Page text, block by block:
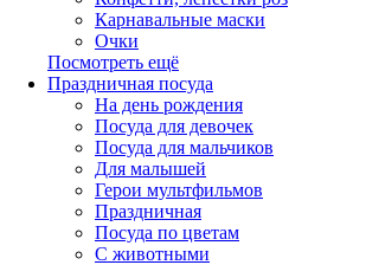
Карнавальные маски
Очки
Посмотреть ещё
Праздничная посуда
На день рождения
Посуда для девочек
Посуда для мальчиков
Для малышей
Герои мультфильмов
Праздничная
Посуда по цветам
С животными